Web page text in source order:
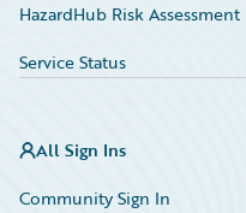
HazardHub Risk Assessment
Service Status
All Sign Ins
Community Sign In